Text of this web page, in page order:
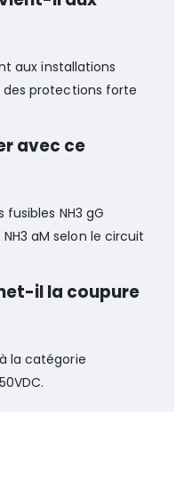
aux installations
protections forte
avec ce
NH3 gG
NH3 aM selon le circuit
il la coupure
la catégorie